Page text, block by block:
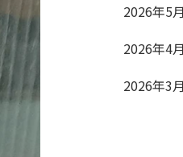
2026年5月
2026年4月
2026年3月